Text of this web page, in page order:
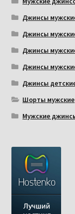
Джинсы
Джинсы
Джинсы
Джинсы
Джинсы
Шорты мужские
Мужские